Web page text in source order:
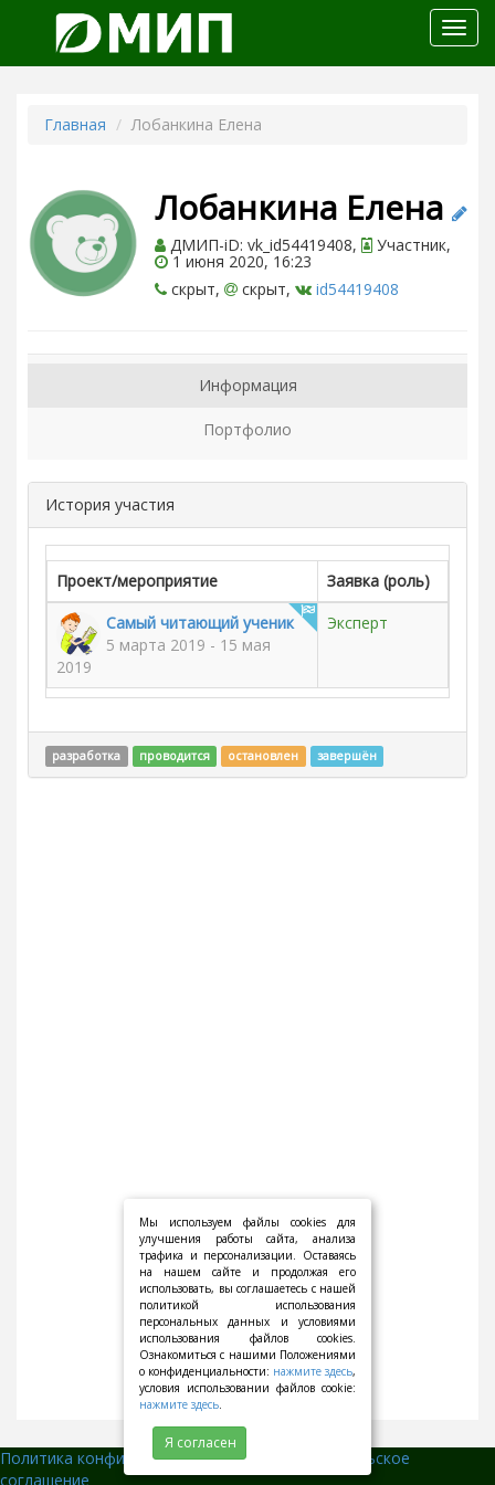
меню
Главная Лобанкина Елена
Лобанкина Елена
ДМИП-iD: vk_id54419408, Участник,
1 июня 2020, 16:23
скрыт,
скрыт, id54419408
Информация
Портфолио
История участия
Проект/мероприятие
Заявка (роль)
Самый читающий ученик
5 марта 2019 - 15 мая
2019
Эксперт
разработка проводится остановлен завершён
Политика конфиденциальности||
Пользовательское
соглашение
Мы используем файлы cookies для
улучшения работы сайта, анализа
трафика и персонализации. Оставаясь
на нашем сайте и продолжая его
использовать, вы соглашаетесь с нашей
политикой использования
персональных данных и условиями
использования файлов cookies.
Ознакомиться с нашими Положениями
о конфиденциальности: нажмите здесь,
условия использовании файлов cookie:
нажмите здесь.
Я согласен